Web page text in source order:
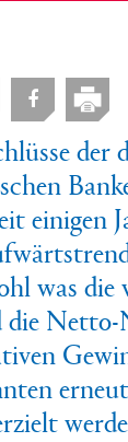
der
einigen
was die
die Netto-